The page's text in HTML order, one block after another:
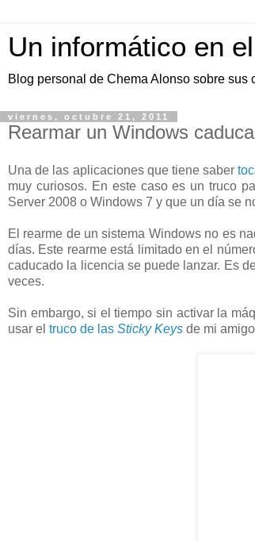
Un informático en
Blog personal de Chema Alonso sobre sus
viernes, octubre 21, 2011
Rearmar un Windows
Una de las aplicaciones que tiene saber
muy curiosos. En este caso es un truco
Server 2008 o Windows 7 y que un día se
El rearme de un sistema Windows no es
días. Este rearme está limitado en el
caducado la licencia se puede lanzar. Es
veces.
Sin embargo, si el tiempo sin activar la
usar el truco de las Sticky Keys de mi amigo